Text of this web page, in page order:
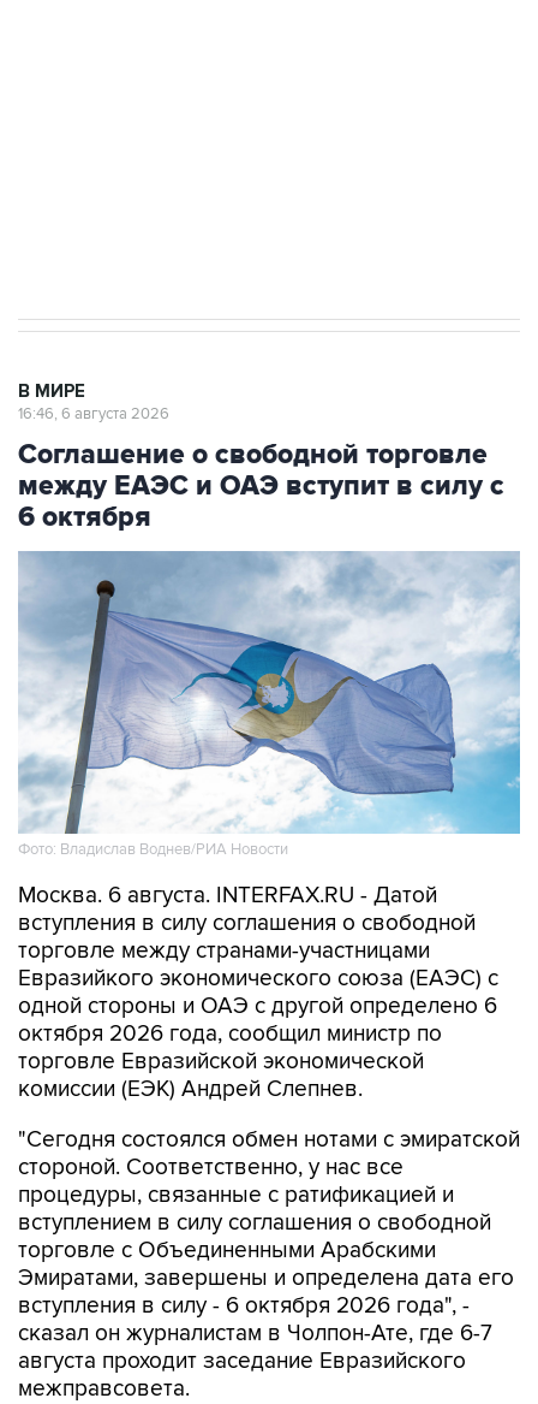
В МИРЕ
16:46, 6 августа 2026
Соглашение о свободной торговле
между ЕАЭС и ОАЭ вступит в силу с
6 октября
Фото: Владислав Воднев/РИА Новости
Москва. 6 августа. INTERFAX.RU - Датой
вступления в силу соглашения о свободной
торговле между странами-участницами
Евразийкого экономического союза (ЕАЭС) с
одной стороны и ОАЭ с другой определено 6
октября 2026 года, сообщил министр по
торговле Евразийской экономической
комиссии (ЕЭК) Андрей Слепнев.
"Сегодня состоялся обмен нотами с эмиратской
стороной. Соответственно, у нас все
процедуры, связанные с ратификацией и
вступлением в силу соглашения о свободной
торговле с Объединенными Арабскими
Эмиратами, завершены и определена дата его
вступления в силу - 6 октября 2026 года", -
сказал он журналистам в Чолпон-Ате, где 6-7
августа проходит заседание Евразийского
межправсовета.